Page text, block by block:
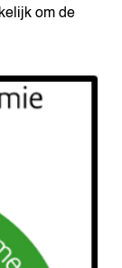
om de